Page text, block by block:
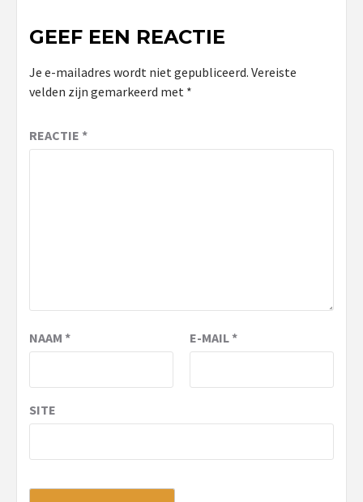
GEEF EEN REACTIE
Je e-mailadres wordt niet gepubliceerd. Vereiste
velden zijn gemarkeerd met *
REACTIE *
NAAM * E-MAIL*
SITE